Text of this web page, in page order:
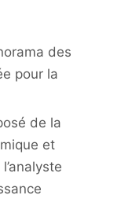
des
pour la
de la
et